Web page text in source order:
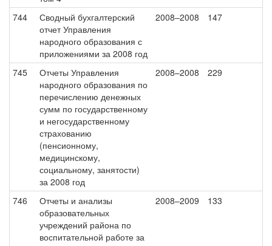
744
Сводный бухгалтерский
отчет Управления
народного образования с
приложениями за 2008 год
2008–2008 147
745
Отчеты Управления
народного образования по
перечислению денежных
сумм по государственному
и негосударственному
страхованию
(пенсионному,
медицинскому,
социальному, занятости)
за 2008 год
2008–2008 229
746
Отчеты и анализы
образовательных
учреждений района по
воспитательной работе за
2008–2009 133